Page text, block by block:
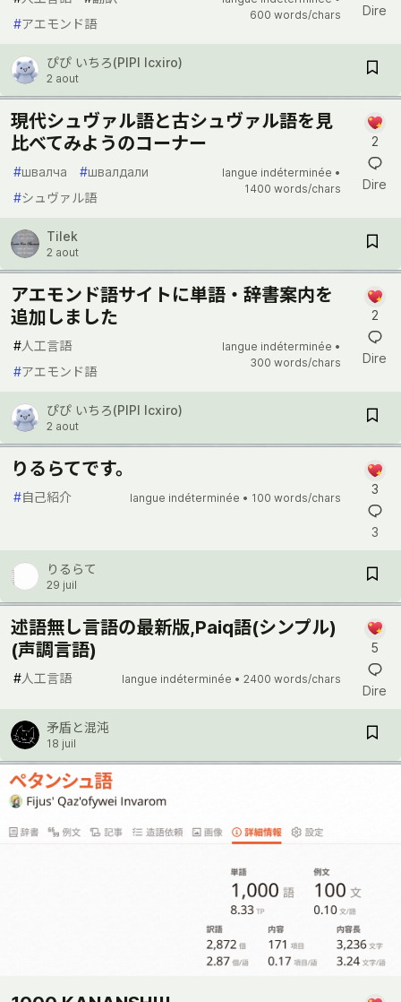
#アエモンド語
600 words/chars
Dire
ぴぴ いちろ(PIPI Icxiro)
2 aout
現代シュヴァル語と古シュヴァル語を見
比べてみようのコーナー
#швалча #швалдали
#シュヴァル語
langue indéterminée •
1400 words/chars
2
Dire
Tilek
2 aout
アエモンド語サイトに単語・辞書案内を
追加しました
#人工言語
#アエモンド語
langue indéterminée •
300 words/chars
2
Dire
ぴぴ いちろ(PIPI Icxiro)
2 aout
りるらてです。
#自己紹介 langue indéterminée • 100 words/chars
3
3
りるらて
29 juil
述語無し言語の最新版,Paiq語(シンプル)
(声調言語)
#人工言語 langue indéterminée • 2400 words/chars
5
Dire
矛盾と混沌
18 juil